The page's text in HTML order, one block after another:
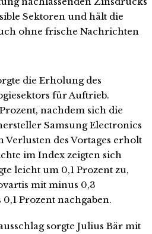
Sektoren und hält die
ohne frische Nachrichten
die Erholung des
für Auftrieb.
nachdem sich die
Samsung Electronics
des Vortages erholt
im Index zeigten sich
leicht um 0,1 Prozent zu,
mit minus 0,3
Prozent nachgaben.
sorgte Julius Bär mit